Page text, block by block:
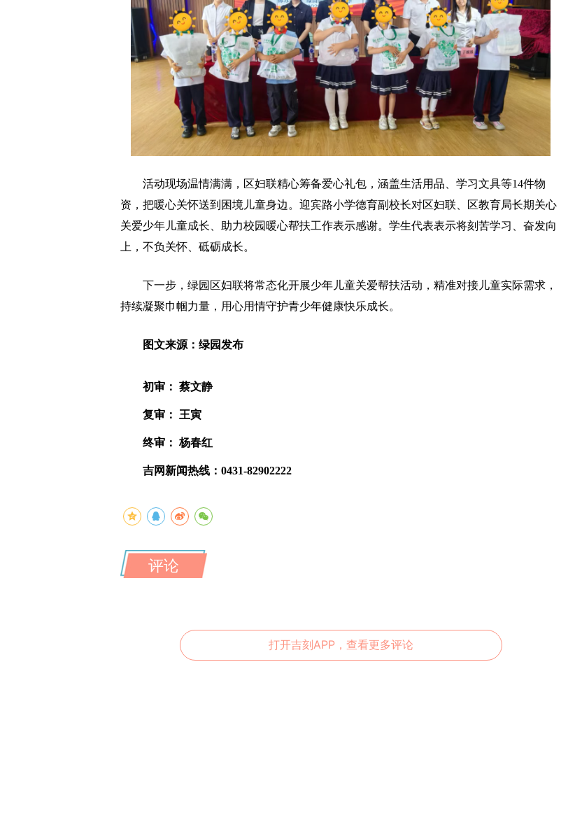
活动现场温情满满，区妇联精心筹备爱心礼包，涵盖生活用品、学习文具等14件物
资，把暖心关怀送到困境儿童身边。迎宾路小学德育副校长对区妇联、区教育局长期关心
关爱少年儿童成长、助力校园暖心帮扶工作表示感谢。学生代表表示将刻苦学习、奋发向
上，不负关怀、砥砺成长。
下一步，绿园区妇联将常态化开展少年儿童关爱帮扶活动，精准对接儿童实际需求，
持续凝聚巾帼力量，用心用情守护青少年健康快乐成长。
图文来源：绿园发布
初审： 蔡文静
复审： 王寅
终审： 杨春红
吉网新闻热线：0431-82902222
评论
打开吉刻APP，查看更多评论